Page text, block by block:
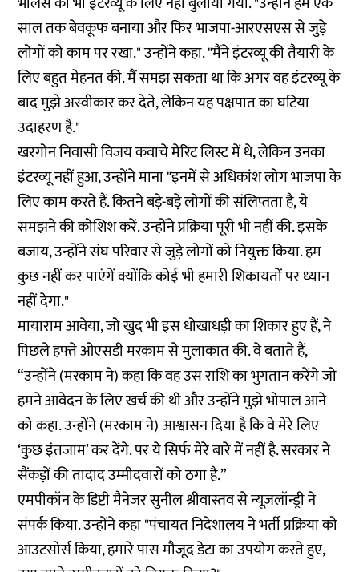
साल तक बेवकूफ बनाया और फिर भाजपा-आरएसएस से जुड़े
लोगों को काम पर रखा." उन्होंने कहा. "मैंने इंटरव्यू की तैयारी के
लिए बहुत मेहनत की. मैं समझ सकता था कि अगर वह इंटरव्यू के
बाद मुझे अस्वीकार कर देते, लेकिन यह पक्षपात का घटिया
उदाहरण है."
खरगोन निवासी विजय कवाचे मेरिट लिस्ट में थे, लेकिन उनका
इंटरव्यू नहीं हुआ, उन्होंने माना "इनमें से अधिकांश लोग भाजपा के
लिए काम करते हैं. कितने बड़े-बड़े लोगों की संलिप्तता है, ये
समझने की कोशिश करें. उन्होंने प्रक्रिया पूरी भी नहीं की. इसके
बजाय, उन्होंने संघ परिवार से जुड़े लोगों को नियुक्त किया. हम
कुछ नहीं कर पाएंगें क्योंकि कोई भी हमारी शिकायतों पर ध्यान
नहीं देगा."
मायाराम आवेया, जो खुद भी इस धोखाधड़ी का शिकार हुए हैं, ने
पिछले हफ्ते ओएसडी मरकाम से मुलाकात की. वे बताते हैं,
“उन्होंने (मरकाम ने) कहा कि वह उस राशि का भुगतान करेंगे जो
हमने आवेदन के लिए खर्च की थी और उन्होंने मुझे भोपाल आने
को कहा. उन्होंने (मरकाम ने) आश्वासन दिया है कि वे मेरे लिए
‘कुछ इंतजाम’ कर देंगे. पर ये सिर्फ मेरे बारे में नहीं है. सरकार ने
सैंकड़ों की तादाद उम्मीदवारों को ठगा है.”
एमपीकॉन के डिप्टी मैनेजर सुनील श्रीवास्तव से न्यूज़लॉन्ड्री ने
संपर्क किया. उन्होंने कहा "पंचायत निदेशालय ने भर्ती प्रक्रिया को
आउटसोर्स किया, हमारे पास मौजूद डेटा का उपयोग करते हुए,